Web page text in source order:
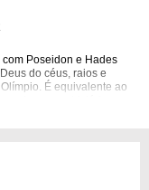
Poseidon e Hades
do céus, raios e
É equivalente ao
sua história.